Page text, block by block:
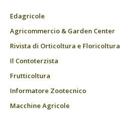
Edagricole
Agricommercio & Garden Center
Rivista di Orticoltura e Floricoltura
Il Contoterzista
Frutticoltura
Informatore Zootecnico
Macchine Agricole